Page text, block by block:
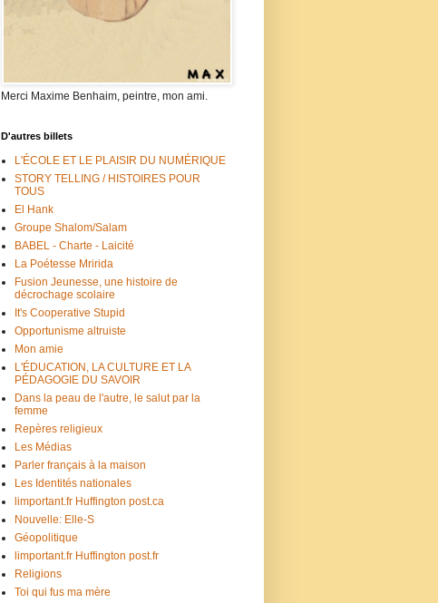
Merci Maxime Benhaim, peintre, mon ami.
D'autres billets
L'ÉCOLE ET LE PLAISIR DU NUMÉRIQUE
STORY TELLING / HISTOIRES POUR
TOUS
El Hank
Groupe Shalom/Salam
BABEL - Charte - Laicité
La Poétesse Mririda
Fusion Jeunesse, une histoire de
décrochage scolaire
It's Cooperative Stupid
Opportunisme altruiste
Mon amie
L'ÉDUCATION, LA CULTURE ET LA
PÉDAGOGIE DU SAVOIR
Dans la peau de l'autre, le salut par la
femme
Repères religieux
Les Médias
Parler français à la maison
Les Identités nationales
limportant.fr Huffington post.ca
Nouvelle: Elle-S
Géopolitique
limportant.fr Huffington post.fr
Religions
Toi qui fus ma mère